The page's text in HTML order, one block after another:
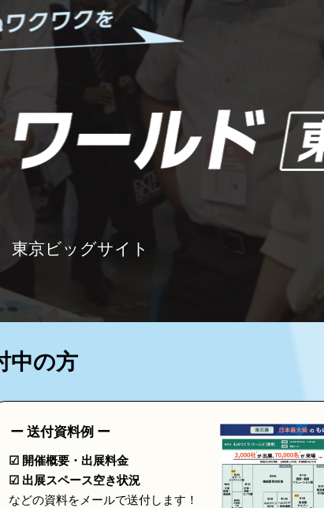
東京ビッグサイト
中の方
ー 送付資料例 ー
☑ 開催概要・出展料金
☑ 出展スペース空き状況
などの資料をメールで送付します！